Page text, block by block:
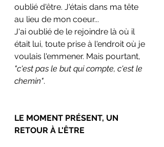
oublié d'être. J'étais dans ma tête
au lieu de mon coeur...
J'ai oublié de le rejoindre là où il
était lui, toute prise à l'endroit où je
voulais l'emmener. Mais pourtant,
"c'est pas le but qui compte, c'est le
chemin".
LE MOMENT PRÉSENT, UN
RETOUR À L'ÊTRE